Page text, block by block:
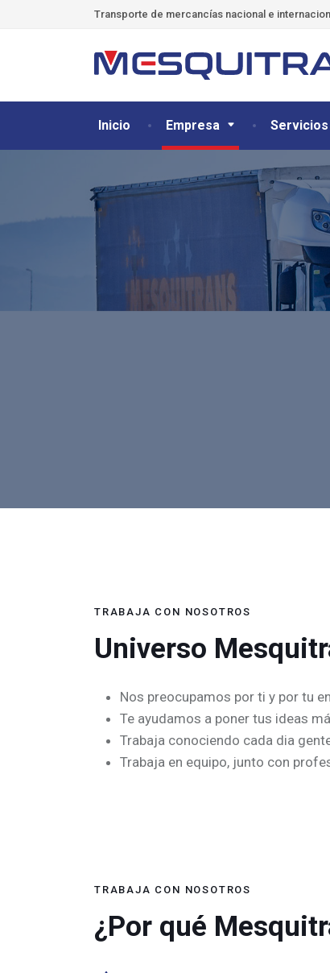
Transporte de mercancías nacional e
Inicio Empresa Servicios
TRABAJA CON NOSOTROS
Universo
Nos preocupamos por ti y por tu
Te ayudamos a poner tus ideas
Trabaja conociendo cada dia
Trabaja en equipo, junto con
TRABAJA CON NOSOTROS
¿Por qué